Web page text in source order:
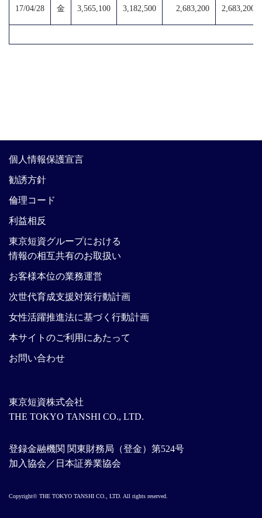
17/04/28 金 3,565,100 3,182,500 2,683,200 2,683,200
東京短資株式会社
THE TOKYO TANSHI CO., LTD.
登録金融機関 関東財務局（登金）第524号
加入協会／日本証券業協会
個人情報保護宣言
勧誘方針
倫理コード
利益相反
東京短資グループにおける
情報の相互共有のお取扱い
お客様本位の業務運営
次世代育成支援対策行動計画
女性活躍推進法に基づく行動計画
本サイトのご利用にあたって
お問い合わせ
Copyright© THE TOKYO TANSHI CO., LTD. All rights reserved.